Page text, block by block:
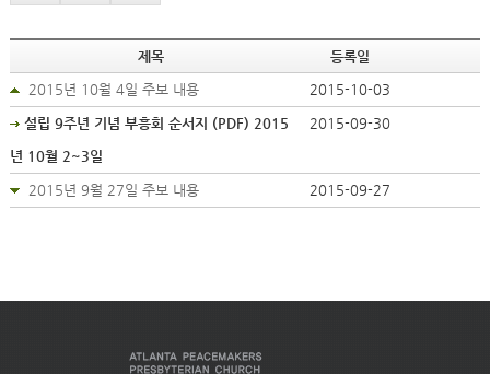
제목
등록일
2015년 10월 4일 주보 내용
2015-10-03
설립 9주년 기념 부흥회 순서지 (PDF) 2015
년 10월 2~3일
2015-09-30
2015년 9월 27일 주보 내용 2015-09-27